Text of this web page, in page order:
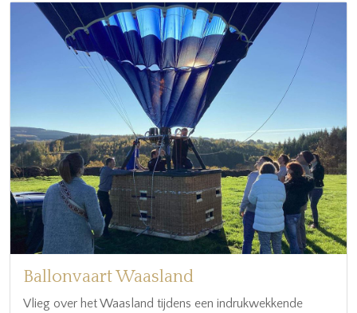
Ballonvaart Waasland
Vlieg over het Waasland tijdens een indrukwekkende